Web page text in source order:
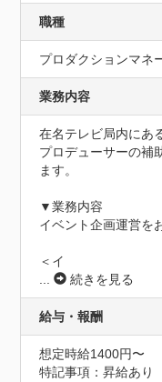
職種
プロダクションマネ
業務内容
在名テレビ局内にあ
プロデューサーの補
ます。
▼業務内容
イベント企画運営を
＜イ
...
続きを見る
給与・報酬
想定時給1400円〜
特記事項：昇給あり